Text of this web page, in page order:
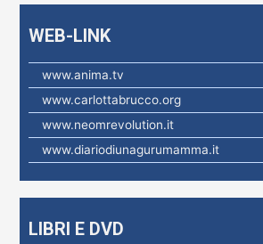
WEB-LINK
www.anima.tv
www.carlottabrucco.org
www.neomrevolution.it
www.diariodiunagurumamma.it
LIBRI E DVD